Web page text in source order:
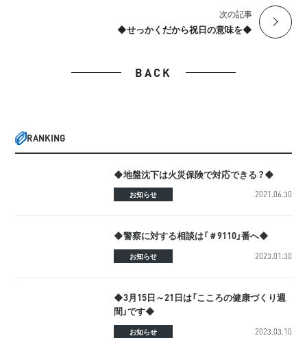
次の記事
◆せっかくだから祝日の意味を◆
BACK
RANKING
◆地盤沈下は火災保険で対応できる？◆
お知らせ 2021.06.30
◆警察に対する相談は「＃9110」番へ◆
お知らせ 2023.01.30
◆3月15日～21日は「こころの健康づくり週
間」です◆
お知らせ 2023.03.10